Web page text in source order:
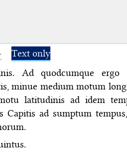
Text only
Ad quodcumque ergo
minue medium motum
latitudinis ad idem
Capitis ad sumptum